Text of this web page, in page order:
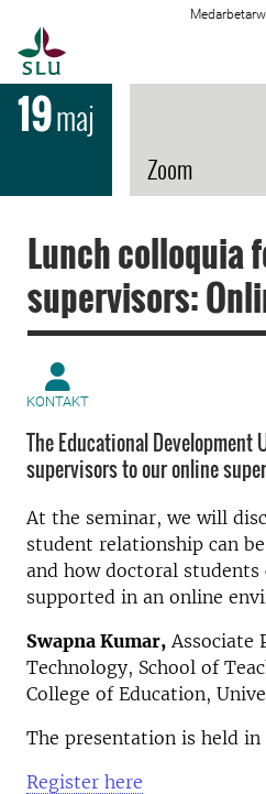
19maj
Zoom
Lunch colloquia
supervisors:
KONTAKT
The Educational Development
supervisors to our online
At the seminar, we will
student relationship can
and how doctoral students
supported in an online
Swapna Kumar, Associate
Technology, School of
College of Education,
The presentation is held in
Register here